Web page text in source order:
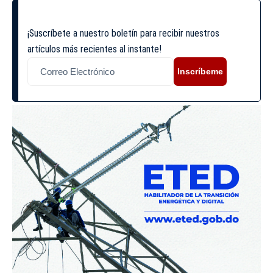
¡Suscríbete a nuestro boletín para recibir nuestros
artículos más recientes al instante!
Inscríbeme